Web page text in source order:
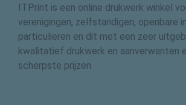
ITPrint is een online drukwerk winkel
verenigingen, zelfstandigen, openbare
particulieren en dit met een zeer
kwalitatief drukwerk en aanverwanten
scherpste prijzen